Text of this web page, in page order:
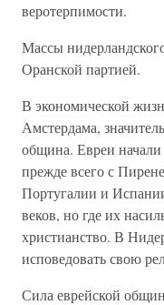
веротерпимости.
Массы
Оранской партией.
В экономической
Амстердама,
община. Евреи начали
прежде всего с
Португалии и
веков, но где их
христианство. В
исповедовать свою
Сила еврейской